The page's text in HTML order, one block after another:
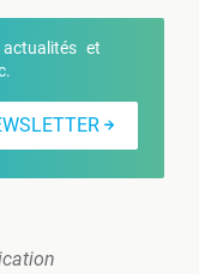
actualités et